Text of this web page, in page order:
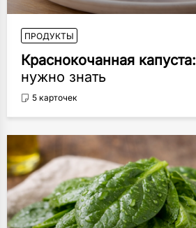
ПРОДУКТЫ
Краснокочанная капуста:
нужно знать
5 карточек